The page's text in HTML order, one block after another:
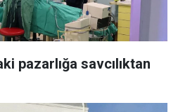
pazarlığa savcılıktan